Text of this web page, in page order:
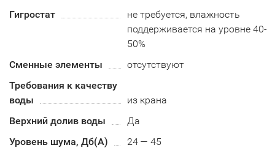
Гигростат
не требуется, влажность
поддерживается на уровне 40-
50%
Сменные элементы
отсутствуют
Требования к качеству
воды
из крана
Верхний долив воды
Да
Уровень шума, Дб(А)
24 — 45